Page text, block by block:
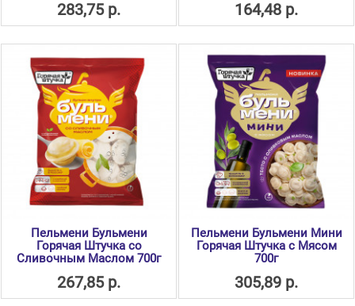
283,75 р. 164,48 р.
Пельмени Бульмени
Горячая Штучка со
Сливочным Маслом 700г
267,85 р.
Пельмени Бульмени Мини
Горячая Штучка с Мясом
700г
305,89 р.